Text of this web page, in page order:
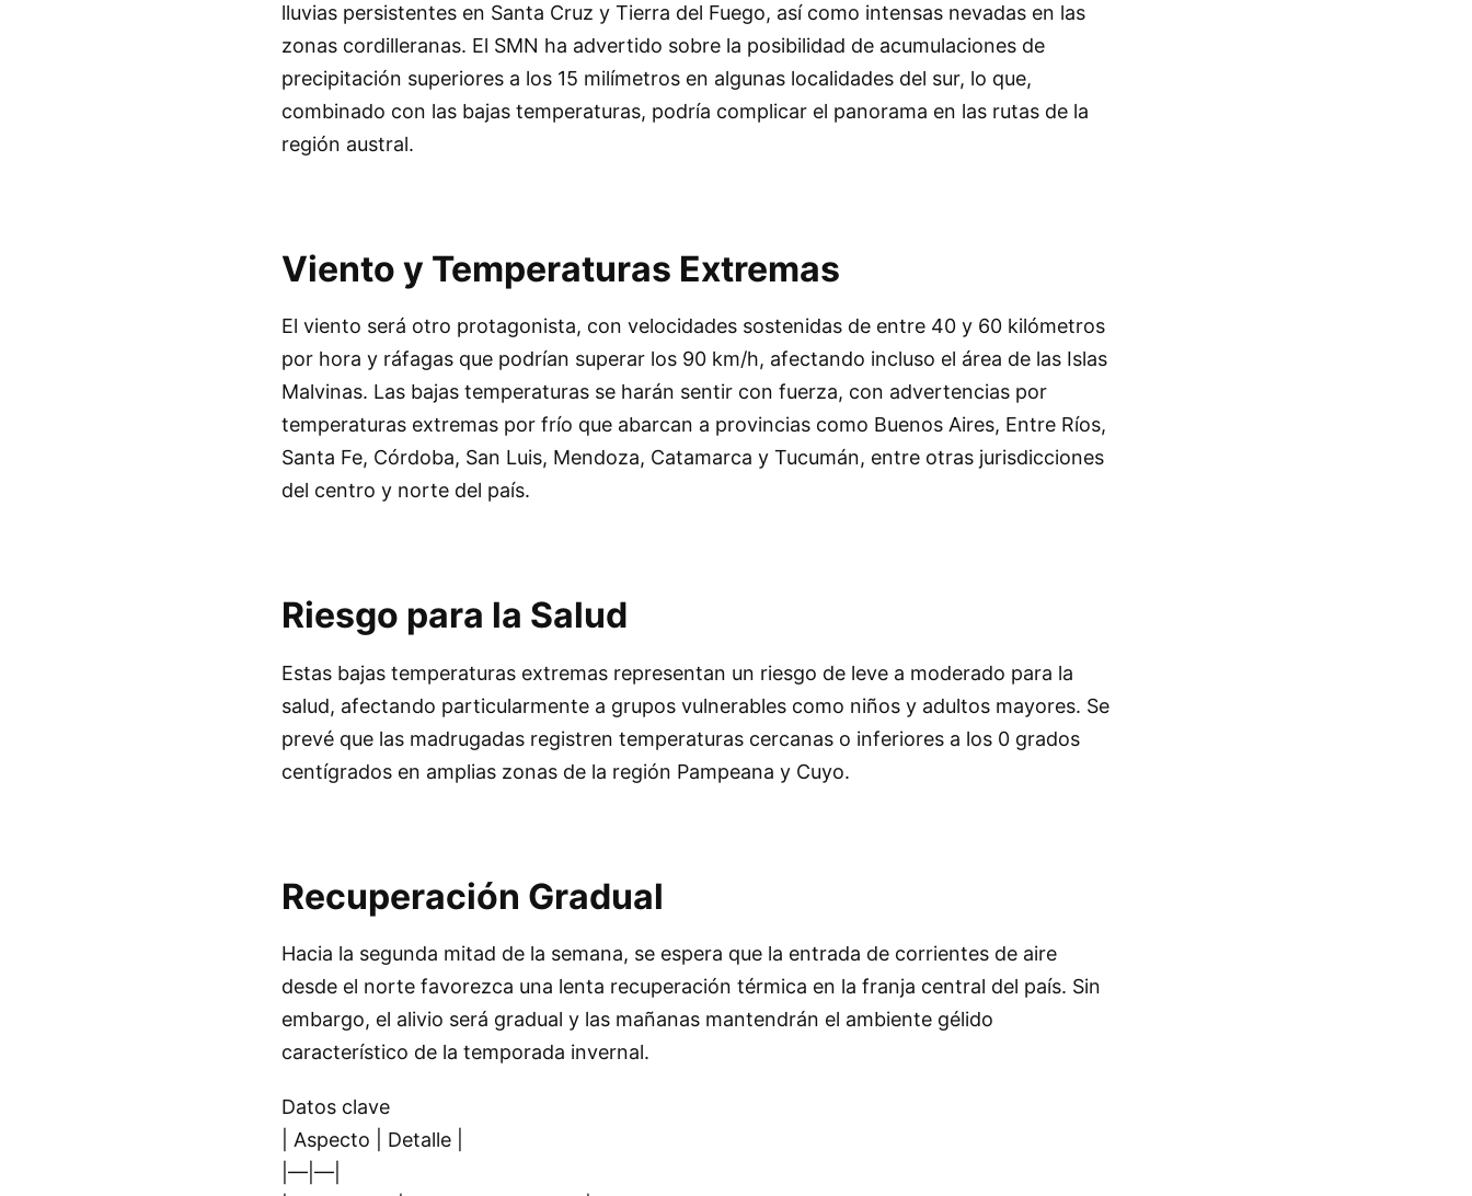
lluvias persistentes en Santa Cruz y Tierra del Fuego, así como intensas nevadas en las
zonas cordilleranas. El SMN ha advertido sobre la posibilidad de acumulaciones de
precipitación superiores a los 15 milímetros en algunas localidades del sur, lo que,
combinado con las bajas temperaturas, podría complicar el panorama en las rutas de la
región austral.
Viento y Temperaturas Extremas
El viento será otro protagonista, con velocidades sostenidas de entre 40 y 60 kilómetros
por hora y ráfagas que podrían superar los 90 km/h, afectando incluso el área de las Islas
Malvinas. Las bajas temperaturas se harán sentir con fuerza, con advertencias por
temperaturas extremas por frío que abarcan a provincias como Buenos Aires, Entre Ríos,
Santa Fe, Córdoba, San Luis, Mendoza, Catamarca y Tucumán, entre otras jurisdicciones
del centro y norte del país.
Riesgo para la Salud
Estas bajas temperaturas extremas representan un riesgo de leve a moderado para la
salud, afectando particularmente a grupos vulnerables como niños y adultos mayores. Se
prevé que las madrugadas registren temperaturas cercanas o inferiores a los 0 grados
centígrados en amplias zonas de la región Pampeana y Cuyo.
Recuperación Gradual
Hacia la segunda mitad de la semana, se espera que la entrada de corrientes de aire
desde el norte favorezca una lenta recuperación térmica en la franja central del país. Sin
embargo, el alivio será gradual y las mañanas mantendrán el ambiente gélido
característico de la temporada invernal.
Datos clave
| Aspecto | Detalle |
|—|—|